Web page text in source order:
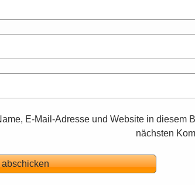
E-Mail-Adresse und Website in diesem
nächsten